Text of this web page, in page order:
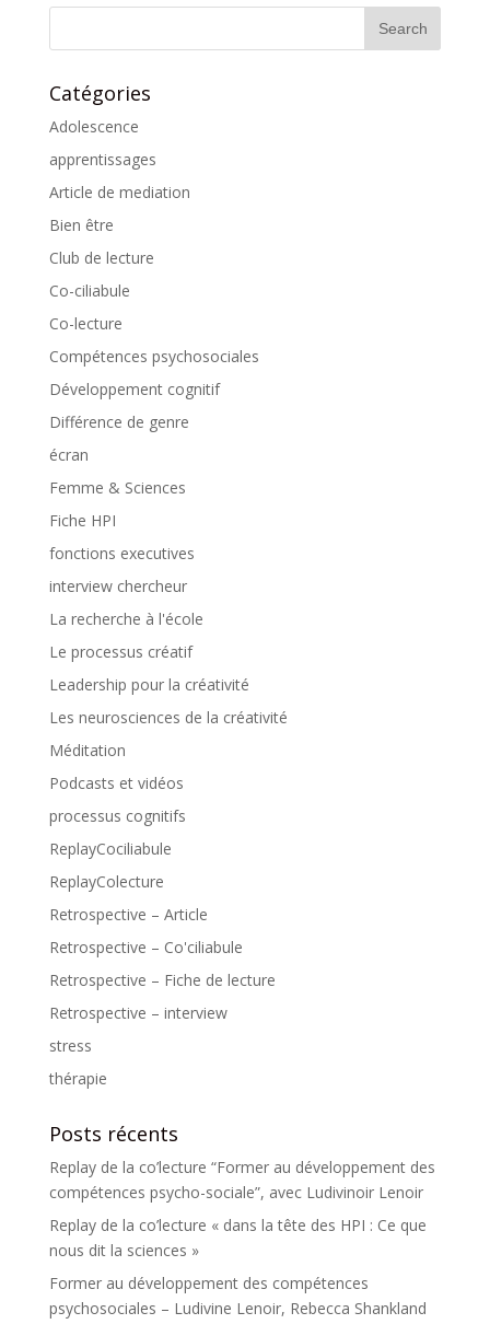
Catégories
Adolescence
apprentissages
Article de mediation
Bien être
Club de lecture
Co-ciliabule
Co-lecture
Compétences psychosociales
Développement cognitif
Différence de genre
écran
Femme & Sciences
Fiche HPI
fonctions executives
interview chercheur
La recherche à l'école
Le processus créatif
Leadership pour la créativité
Les neurosciences de la créativité
Méditation
Podcasts et vidéos
processus cognitifs
ReplayCociliabule
ReplayColecture
Retrospective – Article
Retrospective – Co'ciliabule
Retrospective – Fiche de lecture
Retrospective – interview
stress
thérapie
Posts récents
Replay de la co’lecture “Former au développement des
compétences psycho-sociale”, avec Ludivinoir Lenoir
Replay de la co’lecture « dans la tête des HPI : Ce que
nous dit la sciences »
Former au développement des compétences
psychosociales – Ludivine Lenoir, Rebecca Shankland